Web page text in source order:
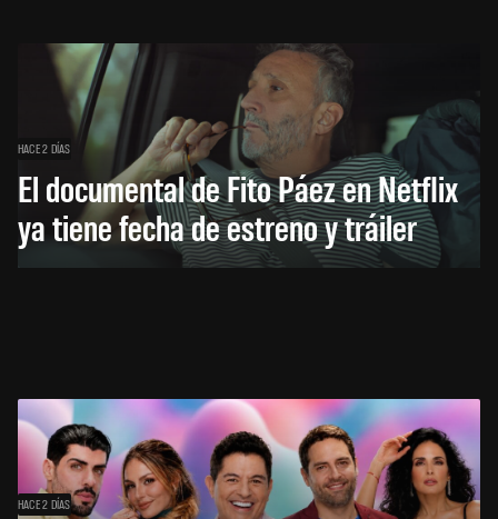
HACE 2 DÍAS
El documental de Fito Páez en Netflix
ya tiene fecha de estreno y tráiler
HACE 2 DÍAS